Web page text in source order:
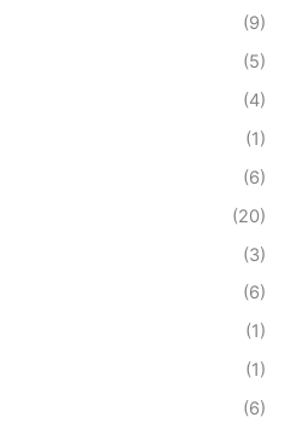
(9)
(5)
(4)
(1)
(6)
(20)
(3)
(6)
(1)
(1)
(6)